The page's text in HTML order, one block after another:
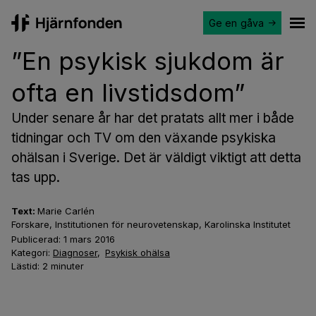
Ge en gåva
Text: Marie Carlén
Forskare, Institutionen för neurovetenskap, Karolinska Institutet
Publicerad: 1 mars 2016
Kategori: Diagnoser, Psykisk ohälsa
Lästid: 2 minuter
”En psykisk sjukdom är
ofta en livstidsdom”
Under senare år har det pratats allt mer i både
tidningar och TV om den växande psykiska
ohälsan i Sverige. Det är väldigt viktigt att detta
tas upp.